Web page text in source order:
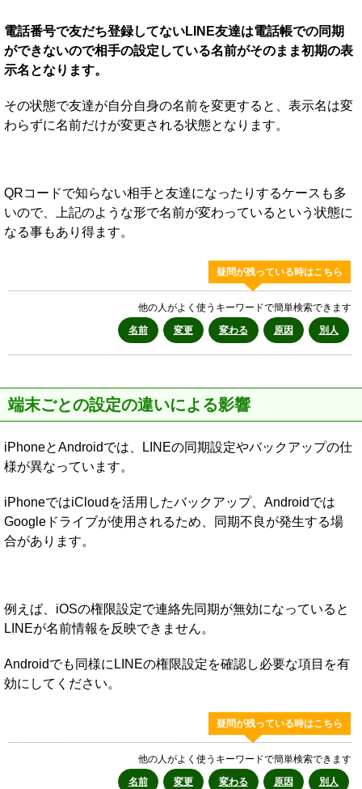
電話番号で友だち登録してないLINE友達は電話帳での同期
ができないので相手の設定している名前がそのまま初期の表
示名となります。
その状態で友達が自分自身の名前を変更すると、表示名は変
わらずに名前だけが変更される状態となります。
QRコードで知らない相手と友達になったりするケースも多
いので、上記のような形で名前が変わっているという状態に
なる事もあり得ます。
疑問が残っている時はこちら
他の人がよく使うキーワードで簡単検索できます
名前
変更 変わる 原因 別人
端末ごとの設定の違いによる影響
iPhoneとAndroidでは、LINEの同期設定やバックアップの仕
様が異なっています。
iPhoneではiCloudを活用したバックアップ、Androidでは
Googleドライブが使用されるため、同期不良が発生する場
合があります。
例えば、iOSの権限設定で連絡先同期が無効になっていると
LINEが名前情報を反映できません。
Androidでも同様にLINEの権限設定を確認し必要な項目を有
効にしてください。
疑問が残っている時はこちら
他の人がよく使うキーワードで簡単検索できます
名前
変更 変わる 原因 別人